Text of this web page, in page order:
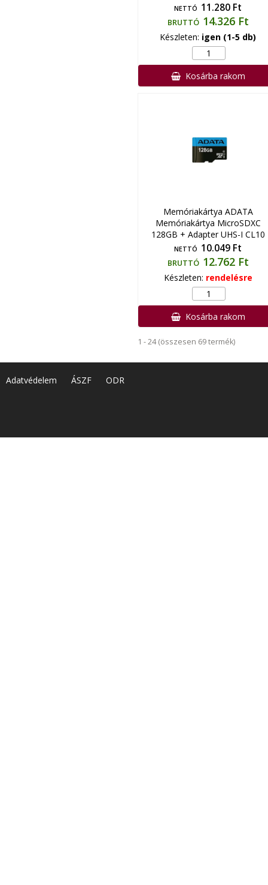
NETTÓ 11.280 Ft
BRUTTÓ 14.326 Ft
Készleten: igen (1-5 db)
Kosárba rakom
Memóriakártya ADATA
Memóriakártya MicroSDXC
128GB + Adapter UHS-I CL10
NETTÓ 10.049 Ft
BRUTTÓ 12.762 Ft
Készleten: rendelésre
Kosárba rakom
1 - 24 (összesen 69 termék)
Adatvédelem ÁSZF ODR